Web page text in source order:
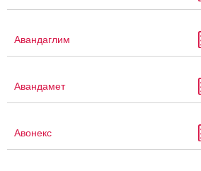
Авандаглим
Авандамет
Авонекс